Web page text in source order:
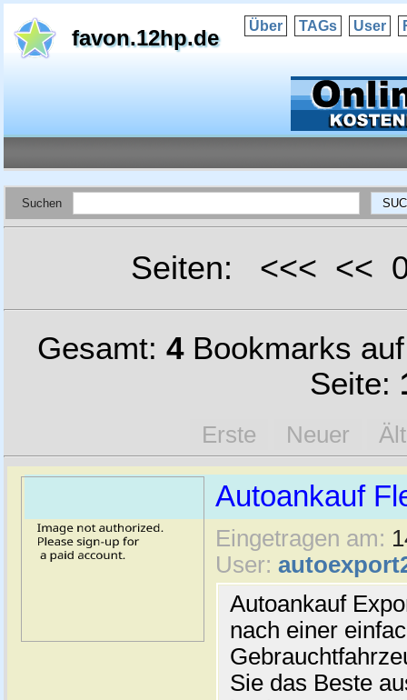
favon.12hp.de Über TAGs User
Suchen
Seiten: <<< <<
Gesamt: 4Bookmarks
Seite:
Erste Neuer
Autoankauf
Eingetragen am:
User:
Autoankauf
nach einer
Sie das Beste